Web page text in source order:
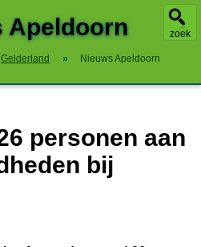
zoek
Apeldoorn
Gelderland » Nieuws Apeldoorn
personen aan
bij